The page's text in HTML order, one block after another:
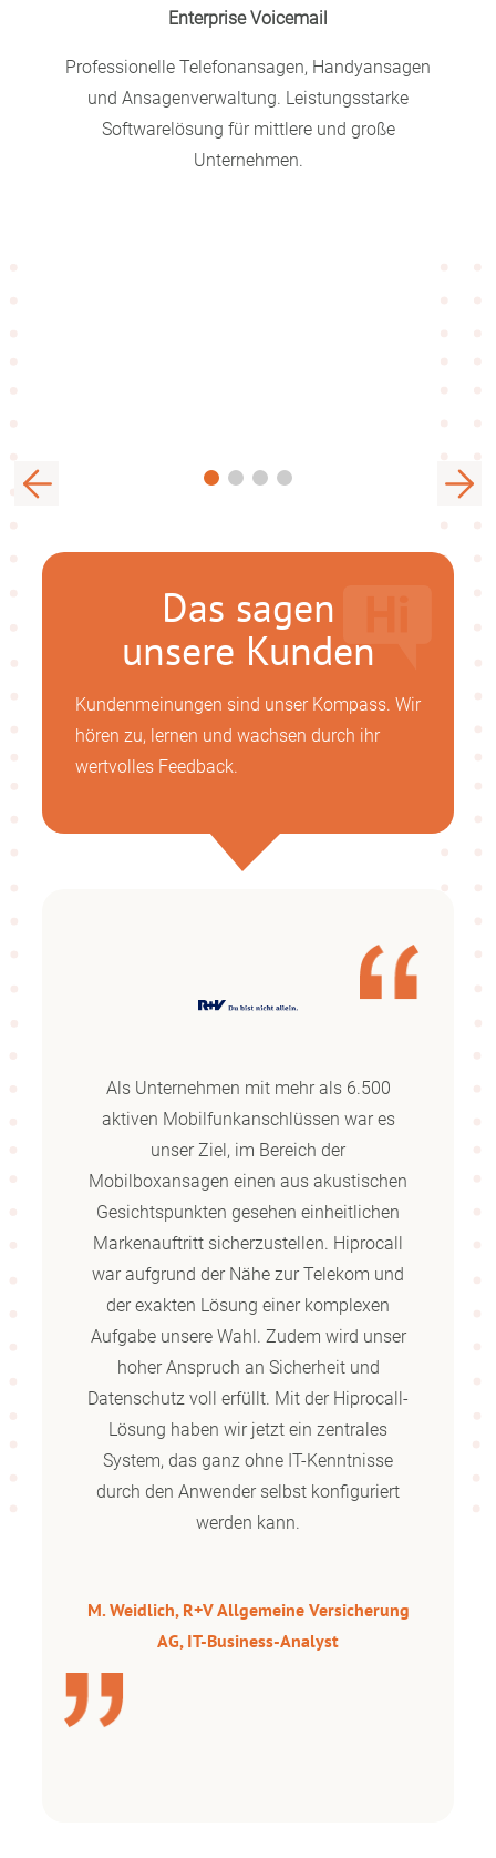
Enterprise Voicemail
Professionelle Telefonansagen, Handyansagen
und Ansagenverwaltung. Leistungsstarke
Softwarelösung für mittlere und große
Unternehmen.
Das sagen
unsere Kunden
Kundenmeinungen sind unser Kompass. Wir
hören zu, lernen und wachsen durch ihr
wertvolles Feedback.
Als Unternehmen mit mehr als 6.500
aktiven Mobilfunkanschlüssen war es
unser Ziel, im Bereich der
Mobilboxansagen einen aus akustischen
Gesichtspunkten gesehen einheitlichen
Markenauftritt sicherzustellen. Hiprocall
war aufgrund der Nähe zur Telekom und
der exakten Lösung einer komplexen
Aufgabe unsere Wahl. Zudem wird unser
hoher Anspruch an Sicherheit und
Datenschutz voll erfüllt. Mit der Hiprocall-
Lösung haben wir jetzt ein zentrales
System, das ganz ohne IT-Kenntnisse
durch den Anwender selbst konfiguriert
werden kann.
M. Weidlich, R+V Allgemeine Versicherung
AG, IT-Business-Analyst